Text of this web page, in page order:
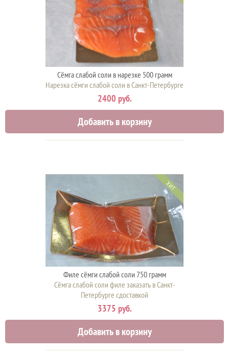
Сёмга слабой соли в нарезке 500 грамм
Нарезка сёмги слабой соли в Санкт-Петербурге
2400 руб.
Добавить в корзину
ХИТ
Филе сёмги слабой соли 750 грамм
Сёмга слабой соли филе заказать в Санкт-
Петербурге сдоставкой
3375 руб.
Добавить в корзину